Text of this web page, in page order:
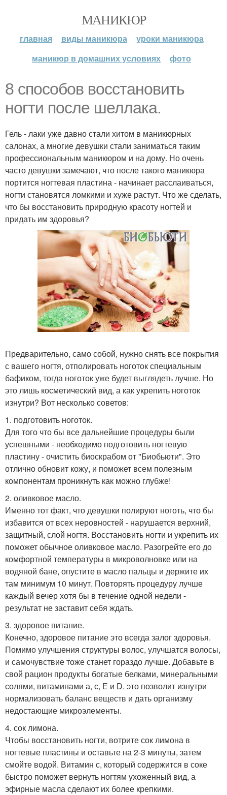
МАНИКЮР
главная виды маникюра
уроки маникюра
маникюр в домашних условиях
фото
8 способов восстановить
ногти после шеллака.
Гель - лаки уже давно стали хитом в маникюрных
салонах, а многие девушки стали заниматься таким
профессиональным маникюром и на дому. Но очень
часто девушки замечают, что после такого маникюра
портится ногтевая пластина - начинает расслаиваться,
ногти становятся ломкими и хуже растут. Что же сделать,
что бы восстановить природную красоту ногтей и
придать им здоровья?
Предварительно, само собой, нужно снять все покрытия
с вашего ногтя, отполировать ноготок специальным
бафиком, тогда ноготок уже будет выглядеть лучше. Но
это лишь косметический вид, а как укрепить ноготок
изнутри? Вот несколько советов:
1. подготовить ноготок.
Для того что бы все дальнейшие процедуры были
успешными - необходимо подготовить ногтевую
пластину - очистить биоскрабом от "Биобьюти". Это
отлично обновит кожу, и поможет всем полезным
компонентам проникнуть как можно глубже!
2. оливковое масло.
Именно тот факт, что девушки полируют ноготь, что бы
избавится от всех неровностей - нарушается верхний,
защитный, слой ногтя. Восстановить ногти и укрепить их
поможет обычное оливковое масло. Разогрейте его до
комфортной температуры в микроволновке или на
водяной бане, опустите в масло пальцы и держите их
там минимум 10 минут. Повторять процедуру лучше
каждый вечер хотя бы в течение одной недели -
результат не заставит себя ждать.
3. здоровое питание.
Конечно, здоровое питание это всегда залог здоровья.
Помимо улучшения структуры волос, улучшатся волосы,
и самочувствие тоже станет гораздо лучше. Добавьте в
свой рацион продукты богатые белками, минеральными
солями, витаминами а, с, Е и D. это позволит изнутри
нормализовать баланс веществ и дать организму
недостающие микроэлементы.
4. сок лимона.
Чтобы восстановить ногти, вотрите сок лимона в
ногтевые пластины и оставьте на 2-3 минуты, затем
смойте водой. Витамин с, который содержится в соке
быстро поможет вернуть ногтям ухоженный вид, а
эфирные масла сделают их более крепкими.